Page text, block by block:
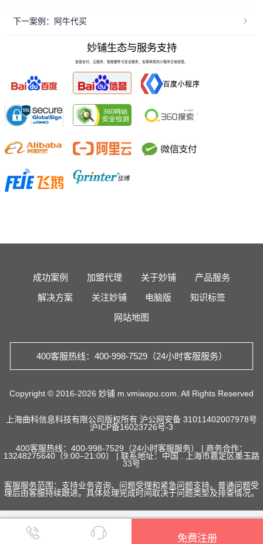
下一案例：阿牛代买
妙铺生态与服务支持
连接支付、云服务、智能硬件与安全服务，支撑商家的小程序日常经营。
成功案例 加盟代理 关于妙铺
产品服务
解决方案
关注妙铺 电脑版
知识标签
网站地图
400客服热线：400-998-7529（24小时客服服务）
Copyright © 2016-2026 妙铺 m.vmiaopu.com. All Rights Reserved
上海曲科信息科技有限公司版权所有 沪公网安备 31011402007978号
沪ICP备16023726号-3
400客服热线：400-998-7529（24小时客服服务） | 商务合作：
13248275640（9:00–21:00） | 联系地址：中国 . 上海市嘉定区墨玉路
33号
客服服务范围：支持业务咨询、问题受理和紧急问题支持。普通问题受
理后由客服持续跟进。具体处理完成时间取决于问题类型及排查情况。
  免费注册